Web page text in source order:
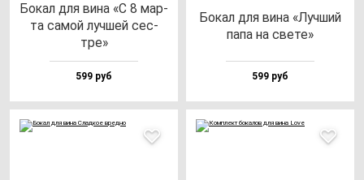
Бокал для ви­на «С 8 мар­
та са­мой луч­шей сес­
тре»
599 руб
Бокал для ви­на «Луч­ший
па­па на све­те»
599 руб